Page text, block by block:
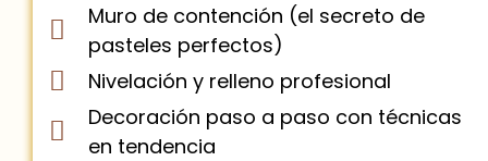
Muro de contención (el secreto de
pasteles perfectos)
Nivelación y relleno profesional
Decoración paso a paso con técnicas
en tendencia